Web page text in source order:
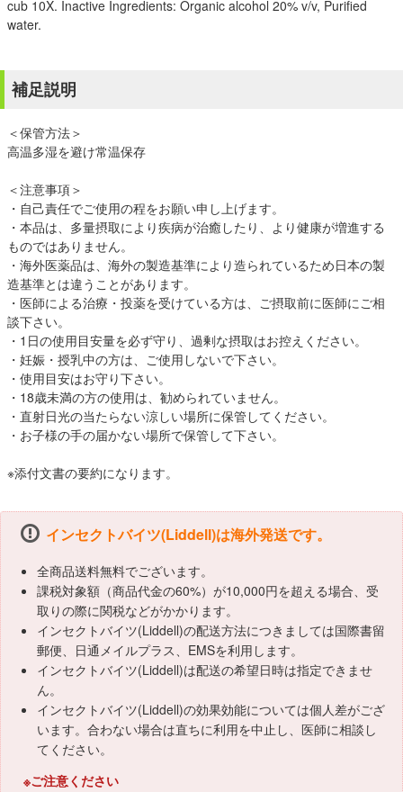
cub 10X. Inactive Ingredients: Organic alcohol 20% v/v, Purified
water.
補足説明
＜保管方法＞
高温多湿を避け常温保存
＜注意事項＞
・自己責任でご使用の程をお願い申し上げます。
・本品は、多量摂取により疾病が治癒したり、より健康が増進する
ものではありません。
・海外医薬品は、海外の製造基準により造られているため日本の製
造基準とは違うことがあります。
・医師による治療・投薬を受けている方は、ご摂取前に医師にご相
談下さい。
・1日の使用目安量を必ず守り、過剰な摂取はお控えください。
・妊娠・授乳中の方は、ご使用しないで下さい。
・使用目安はお守り下さい。
・18歳未満の方の使用は、勧められていません。
・直射日光の当たらない涼しい場所に保管してください。
・お子様の手の届かない場所で保管して下さい。
※添付文書の要約になります。
インセクトバイツ(Liddell)は海外発送です。
全商品送料無料でございます。
課税対象額（商品代金の60%）が10,000円を超える場合、受
取りの際に関税などがかかります。
インセクトバイツ(Liddell)の配送方法につきましては国際書留
郵便、日通メイルプラス、EMSを利用します。
インセクトバイツ(Liddell)は配送の希望日時は指定できませ
ん。
インセクトバイツ(Liddell)の効果効能については個人差がござ
います。合わない場合は直ちに利用を中止し、医師に相談し
てください。
※ご注意ください